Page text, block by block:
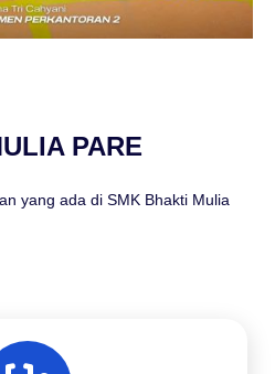
PARE
yang ada di SMK Bhakti Mulia